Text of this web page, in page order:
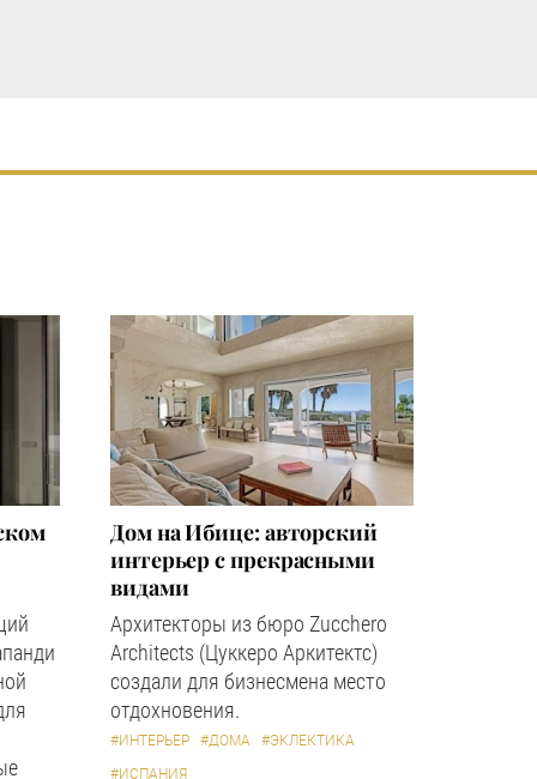
Дом на Ибице: авторский
интерьер с прекрасными
видами
Архитекторы из бюро Zucchero
Architects (Цуккеро Аркитектс)
создали для бизнесмена место
отдохновения.
#ИНТЕРЬЕР #ДОМА
#ЭКЛЕКТИКА
#ИСПАНИЯ